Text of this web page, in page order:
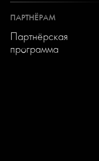
ПАРТНЁРАМ
Партнёрская
программа